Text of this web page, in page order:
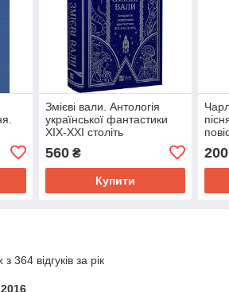
Змієві вали. Антологія
української фантастики
ХІХ-ХХІ століть
560₴
Купити
200
364 відгуків за рік